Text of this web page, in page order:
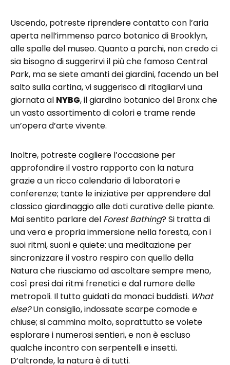
Uscendo, potreste riprendere contatto con l’aria
aperta nell’immenso parco botanico di Brooklyn,
alle spalle del museo. Quanto a parchi, non credo ci
sia bisogno di suggerirvi il più che famoso Central
Park, ma se siete amanti dei giardini, facendo un bel
salto sulla cartina, vi suggerisco di ritagliarvi una
giornata al NYBG, il giardino botanico del Bronx che
un vasto assortimento di colori e trame rende
un’opera d’arte vivente.
Inoltre, potreste cogliere l’occasione per
approfondire il vostro rapporto con la natura
grazie a un ricco calendario di laboratori e
conferenze; tante le iniziative per apprendere dal
classico giardinaggio alle doti curative delle piante.
Mai sentito parlare del Forest Bathing? Si tratta di
una vera e propria immersione nella foresta, con i
suoi ritmi, suoni e quiete: una meditazione per
sincronizzare il vostro respiro con quello della
Natura che riusciamo ad ascoltare sempre meno,
così presi dai ritmi frenetici e dal rumore delle
metropoli. Il tutto guidati da monaci buddisti. What
else?Un consiglio, indossate scarpe comode e
chiuse; si cammina molto, soprattutto se volete
esplorare i numerosi sentieri, e non è escluso
qualche incontro con serpentelli e insetti.
D’altronde, la natura è di tutti.